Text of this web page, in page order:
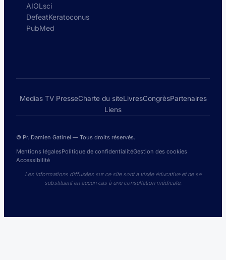
AIOLsci
DefeatKeratoconus
PubMed
Medias TV PresseCharte du siteLivresCongrèsPartenaires
Liens
© Pr. Damien Gatinel — Tous droits réservés.
Mentions légalesPolitique de confidentialitéGestion des cookies
Accessibilité
Les informations diffusées sur ce site sont à visée éducative et ne se
substituent en aucun cas à une consultation médicale.